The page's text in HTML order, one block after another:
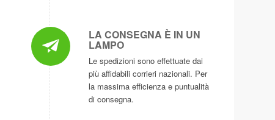
LA CONSEGNA È IN UN
LAMPO
Le spedizioni sono effettuate dai
più affidabili corrieri nazionali. Per
la massima efficienza e puntualità
di consegna.